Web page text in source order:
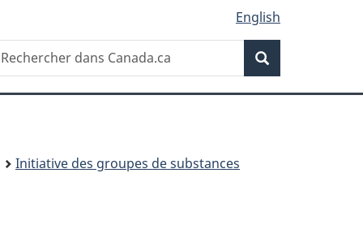
English
Recherche
Initiative des groupes de substances